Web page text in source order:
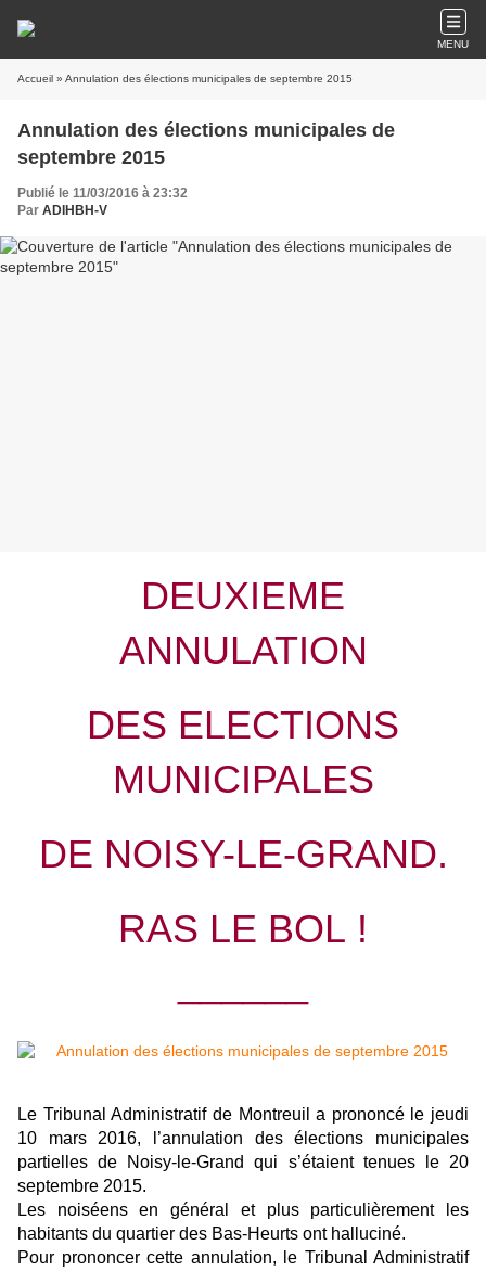
MENU
Accueil » Annulation des élections municipales de septembre 2015
Annulation des élections municipales de
septembre 2015
Publié le 11/03/2016 à 23:32
Par ADIHBH-V
DEUXIEME
ANNULATION
DES ELECTIONS
MUNICIPALES
DE NOISY-LE-GRAND.
RAS LE BOL !
Le Tribunal Administratif de Montreuil a prononcé le jeudi
10 mars 2016, l’annulation des élections municipales
partielles de Noisy-le-Grand qui s’étaient tenues le 20
septembre 2015.
Les noiséens en général et plus particulièrement les
habitants du quartier des Bas-Heurts ont halluciné.
Pour prononcer cette annulation, le Tribunal Administratif